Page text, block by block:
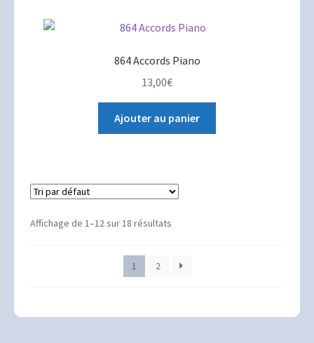
864 Accords Piano
13,00€
Ajouter au panier
Affichage de 1–12 sur 18 résultats
1 2